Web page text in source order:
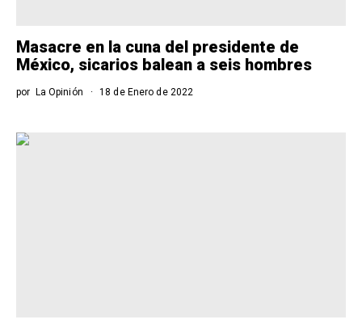
Masacre en la cuna del presidente de
México, sicarios balean a seis hombres
por La Opinión 18 de Enero de 2022